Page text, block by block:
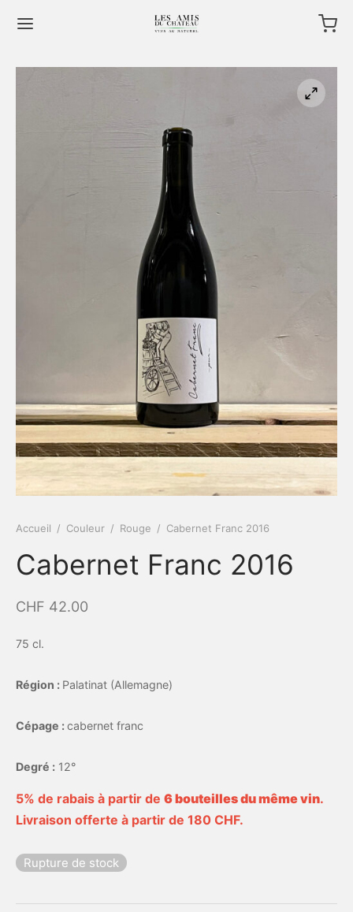
Accueil / Couleur / Rouge / Cabernet Franc 2016
Cabernet Franc 2016
CHF 42.00
75 cl.
Région : Palatinat (Allemagne)
Cépage :cabernet franc
Degré : 12°
5% de rabais à partir de 6 bouteilles du même vin.
Livraison offerte à partir de 180 CHF.
Rupture de stock